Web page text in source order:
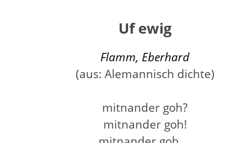
Uf ewig
Flamm, Eberhard
(aus: Alemannisch dichte)
mitnander goh?
mitnander goh!